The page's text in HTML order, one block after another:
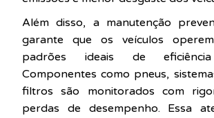
Além disso, a manutenção
garante que os veículos
padrões ideais de eficiência
Componentes como pneus,
filtros são monitorados com
perdas de desempenho. Essa